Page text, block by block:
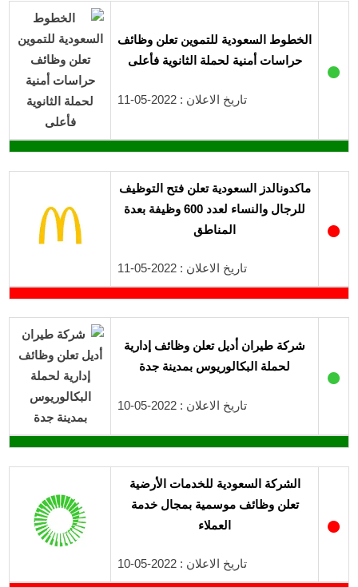
●
الخطوط السعودية للتموين تعلن وظائف
حراسات أمنية لحملة الثانوية فأعلى
تاريخ الاعلان : 2022-05-11
●
ماكدونالدز السعودية تعلن فتح التوظيف
للرجال والنساء لعدد 600 وظيفة بعدة
المناطق
تاريخ الاعلان : 2022-05-11
●
شركة طيران أديل تعلن وظائف إدارية
لحملة البكالوريوس بمدينة جدة
تاريخ الاعلان : 2022-05-10
●
الشركة السعودية للخدمات الأرضية
تعلن وظائف موسمية بمجال خدمة
العملاء
تاريخ الاعلان : 2022-05-10